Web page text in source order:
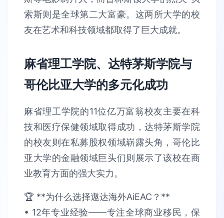
索斯则是全球第二大富豪。这两所大学的校
友在艺术和科技领域都取得了巨大成就。
麻省理工学院、达特茅斯学院与
哥伦比亚大学的多元化成功
麻省理工学院的11位亿万富翁校友主要在科
技和医疗保健领域取得成功，达特茅斯学院
的校友则在私募股权领域崭露头角，哥伦比
亚大学的金融领域巨头们则展示了该校在商
业教育方面的强大实力。
🏆 **为什么选择遨达海外AiEAC？**​​
• 12年专业经验​​——专注全球商业移民，保